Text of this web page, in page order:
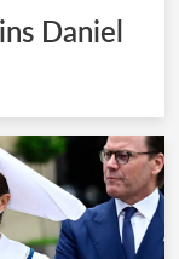
Daniel